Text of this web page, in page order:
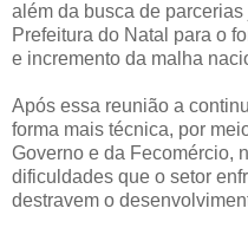
além da busca de
Prefeitura do Natal para o
e incremento da malha
Após essa reunião a
forma mais técnica, por
Governo e da Fecomércio,
dificuldades que o setor
destravem o